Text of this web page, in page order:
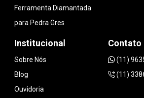
Ferramenta Diamantada
para Pedra Gres
Institucional
Sobre Nós
Blog
Ouvidoria
Contato
(11)
(11)